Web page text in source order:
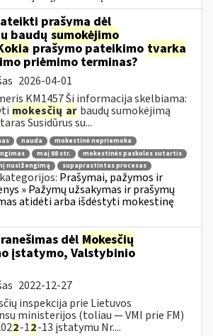
prašymą dėl
baudų sumokėjimo
prašymo pateikimo tvarka
priėmimo terminas?
2026-04-01
KM1457 Ši informacija skelbiama:
mokesčių ar baudų sumokėjimą
Susidūrus su...
nauda
mokestinė nepriemoka
maį 88 str.
mokestinės paskolos sutartis
nusižengimą
supaprastintas procesas
Prašymai, pažymos ir
» Pažymų užsakymas ir prašymų
atidėti arba išdėstyti mokestinę
dėl Mokesčių
įstatymo, Valstybinio
2022-12-27
inspekcija prie Lietuvos
ministerijos (toliau — VMI prie FM)
2-12-13 įstatymu Nr....